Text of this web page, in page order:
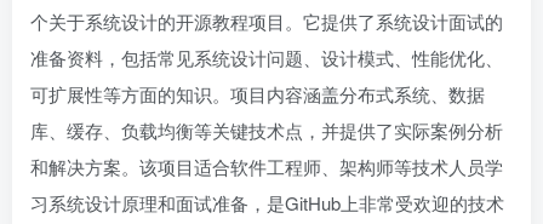
个关于系统设计的开源教程项目。它提供了系统设计面试的
准备资料，包括常见系统设计问题、设计模式、性能优化、
可扩展性等方面的知识。项目内容涵盖分布式系统、数据
库、缓存、负载均衡等关键技术点，并提供了实际案例分析
和解决方案。该项目适合软件工程师、架构师等技术人员学
习系统设计原理和面试准备，是GitHub上非常受欢迎的技术